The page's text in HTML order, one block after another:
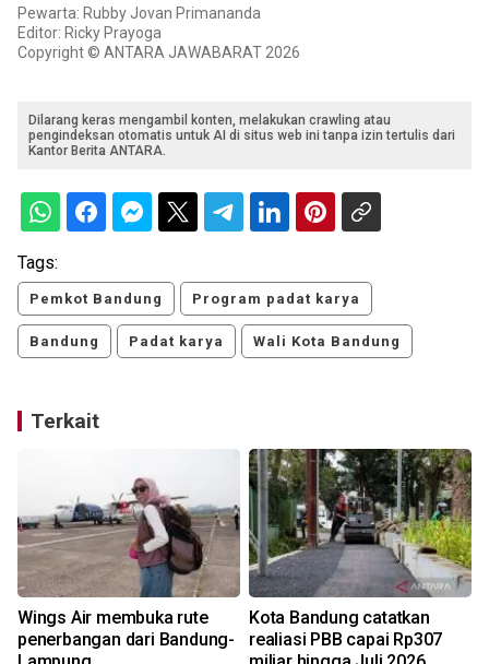
Pewarta: Rubby Jovan Primananda
Editor: Ricky Prayoga
Copyright © ANTARA JAWABARAT 2026
Dilarang keras mengambil konten, melakukan crawling atau
pengindeksan otomatis untuk AI di situs web ini tanpa izin tertulis dari
Kantor Berita ANTARA.
Tags:
Pemkot Bandung Program padat karya
Bandung Padat karya Wali Kota Bandung
Terkait
Wings Air membuka rute
penerbangan dari Bandung-
Kota Bandung catatkan
realiasi PBB capai Rp307